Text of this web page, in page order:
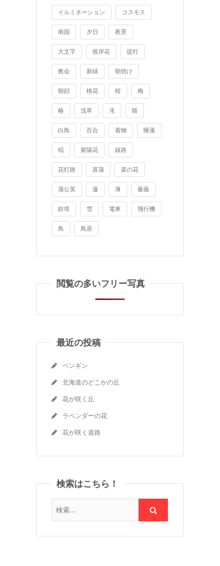
イルミネーション コスモス
南国 夕日 夜景
大文字 彼岸花 提灯
教会 新緑 朝焼け
朝顔 桃花 桜 梅
椿 浅草 滝 猫
白鳥 百合 着物 睡蓮
稲 紫陽花 線路
花灯路 菖蒲 菜の花
蒲公英 蓮 薄 薔薇
鉄塔 雪 電車 飛行機
鳥 鳥居
閲覧の多いフリー写真
最近の投稿
ペンギン
北海道のどこかの丘
花が咲く丘
ラベンダーの花
花が咲く道路
検索はこちら！